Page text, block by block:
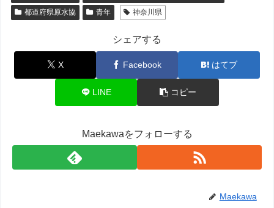
都道府県原水協
青年 神奈川県
シェアする
X Facebook はてブ
LINE コピー
Maekawaをフォローする
Maekawa